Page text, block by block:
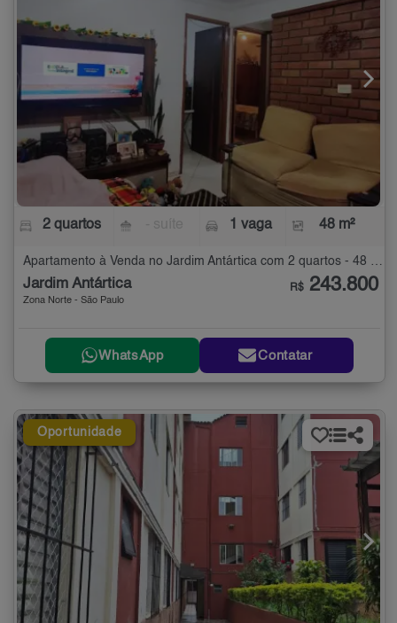
2 quartos 1 vaga 48 m²
Apartamento à Venda no Jardim Antártica com 2 quartos - 48 m²
Jardim Antártica
Zona Norte - São Paulo
R$ 243.800
WhatsApp Contatar
Oportunidade